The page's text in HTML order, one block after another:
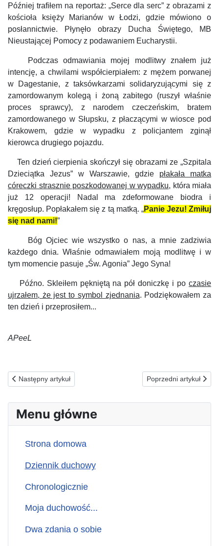
Później trafiłem na reportaż: „Serce dla serc” z obrazami z
kościoła księży Marianów w Łodzi, gdzie mówiono o
posłannictwie. Płynęło obrazy Ducha Świętego, MB
Nieustającej Pomocy z podawaniem Eucharystii.
Podczas odmawiania mojej modlitwy znałem już
intencję, a chwilami współcierpiałem: z mężem porwanej
w Dagestanie, z taksówkarzami solidaryzującymi się z
zamordowanym kolegą i żoną zabitego (ruszył właśnie
proces sprawcy), z narodem czeczeńskim, bratem
zamordowanego w Słupsku, z płaczącymi w wiosce pod
Krakowem, gdzie w wypadku z policjantem zginął
kierowca drugiego pojazdu.
Ten dzień cierpienia skończył się obrazami ze „Szpitala
Dzieciątka Jezus” w Warszawie, gdzie płakała matka
córeczki strasznie poszkodowanej w wypadku, która miała
już 12 operacji! Nadal ma zdeformowane biodra i
kręgosłup. Popłakałem się z tą matką. „Panie Jezu! Zmiłuj
się nad nami!”
Bóg Ojciec wie wszystko o nas, a mnie zadziwia
każdego dnia. Właśnie odmawiałem moją modlitwę i w
tym momencie pasuje „Św. Agonia” Jego Syna!
Późno. Skleiłem pękniętą na pół doniczkę i poczasie
ujrzałem, że jest to symbol zjednania. Podziękowałem za
ten dzień i przeprosiłem...
APeeL
Poprzednia strona: 23.05.2026(s) ZA SZUKAJĄCYCH
Następny artykuł Następna strona:
Poprzedni artykuł
Menu główne
Strona domowa
Dziennik duchowy
Chronologicznie
Moja duchowość...
Dwa zdania o sobie